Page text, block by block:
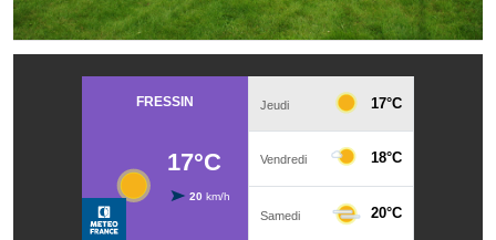
Toutes les publications
Le village dans l'intercommunalité
Autres groupements
Les réseaux partenaires